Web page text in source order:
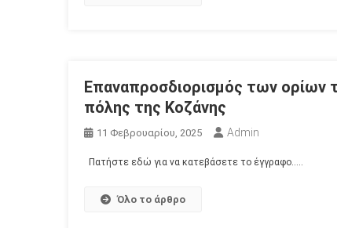
Επαναπροσδιορισμός των ορίων
πόλης της Κοζάνης
11 Φεβρουαρίου, 2025 Admin
Πατήστε εδώ για να κατεβάσετε το έγγραφο…..
Όλο το άρθρο